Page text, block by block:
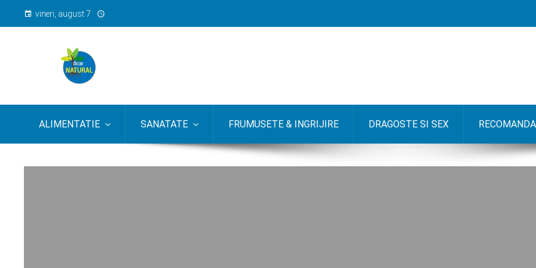
vineri, august 7
ALIMENTATIE SANATATE FRUMUSETE & INGRIJIRE DRAGOSTE SI SEX